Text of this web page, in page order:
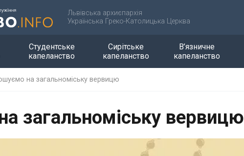
Львівська архиєпархія
Українська Греко-Католицька Церква
Студентське
капеланство
Сирітське
капеланство
В’язничне
капеланство
на загальноміську вервицю
загальноміську вервицю